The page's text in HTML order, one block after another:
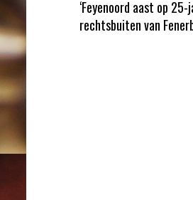
‘Feyenoord aast op
rechtsbuiten van